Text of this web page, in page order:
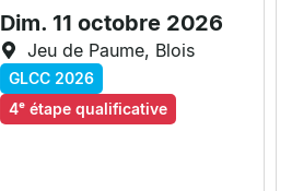
Dim. 11 octobre 2026
Jeu de Paume, Blois
GLCC 2026
4ᵉ étape qualificative